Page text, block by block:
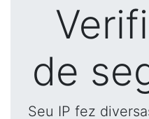
de
Seu IP fez